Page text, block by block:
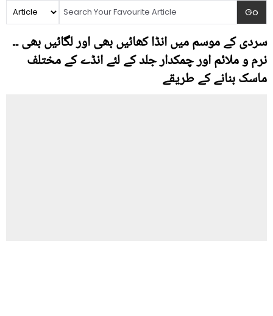
سردی کے موسم میں انڈا کھائیں بھی اور لگائیں بھی ۔۔
نرم و ملائم اور چمکدار جلد کے لئے انڈے کے مختلف
ماسک بنانے کے طریقے